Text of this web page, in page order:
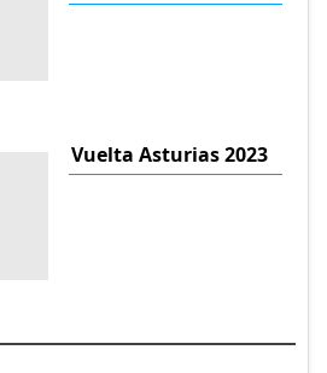
Vuelta Asturias 2023